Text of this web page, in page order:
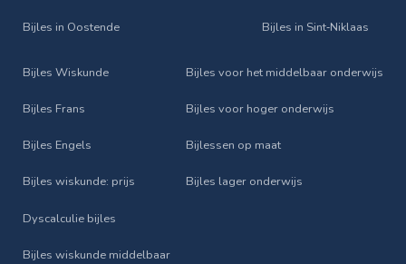
Bijles in Oostende Bijles in Sint‑Niklaas
Bijles Wiskunde
Bijles Frans
Bijles Engels
Bijles wiskunde: prijs
Dyscalculie bijles
Bijles wiskunde middelbaar
Bijles voor het middelbaar onderwijs
Bijles voor hoger onderwijs
Bijlessen op maat
Bijles lager onderwijs